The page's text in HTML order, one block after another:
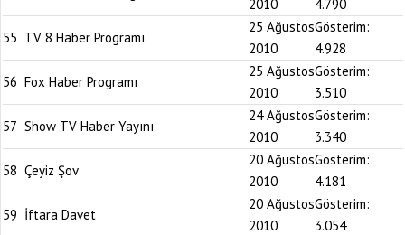
2010
4.790
55 TV 8 Haber Programı
25 Ağustos
2010
Gösterim:
4.928
56 Fox Haber Programı
25 Ağustos
2010
Gösterim:
3.510
57 Show TV Haber Yayını
24 Ağustos
2010
Gösterim:
3.340
58 Çeyiz Şov
20 Ağustos
2010
Gösterim:
4.181
59 İftara Davet
20 Ağustos
2010
Gösterim:
3.054